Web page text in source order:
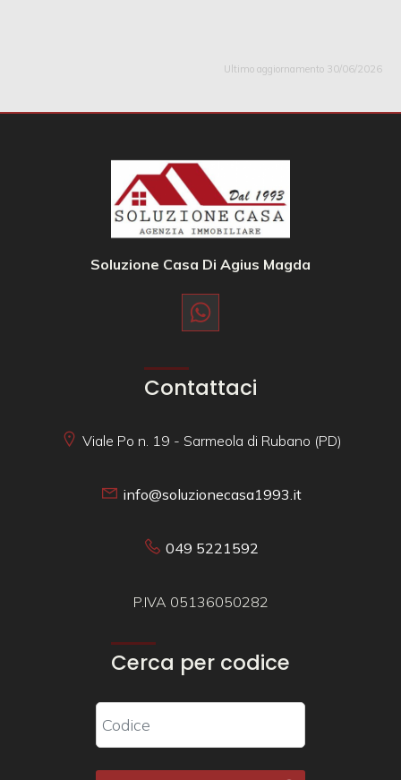
Ultimo aggiornamento 30/06/2026
Soluzione Casa Di Agius Magda
Contattaci
Viale Po n. 19 - Sarmeola di Rubano (PD)
info@soluzionecasa1993.it
049 5221592
P.IVA 05136050282
Cerca per codice